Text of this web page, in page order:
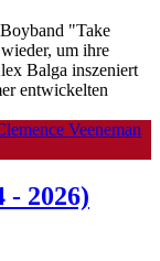
"Take
um ihre
Balga inszeniert
entwickelten
- 2026)